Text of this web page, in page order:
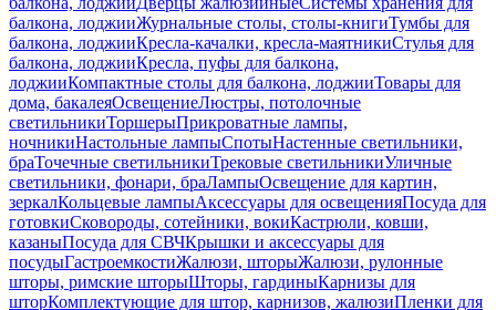
балкона, лоджииЖурнальные столы, столы-книгиТумбы для
балкона, лоджииКресла-качалки, кресла-маятникиСтулья для
балкона, лоджииКресла, пуфы для балкона,
лоджииКомпактные столы для балкона, лоджииТовары для
дома, бакалеяОсвещениеЛюстры, потолочные
светильникиТоршерыПрикроватные лампы,
ночникиНастольные лампыСпотыНастенные светильники,
браТочечные светильникиТрековые светильникиУличные
светильники, фонари, браЛампыОсвещение для картин,
зеркалКольцевые лампыАксессуары для освещенияПосуда для
готовкиСковороды, сотейники, вокиКастрюли, ковши,
казаныПосуда для СВЧКрышки и аксессуары для
посудыГастроемкостиЖалюзи, шторыЖалюзи, рулонные
шторы, римские шторыШторы, гардиныКарнизы для
шторКомплектующие для штор, карнизов, жалюзиПленки для